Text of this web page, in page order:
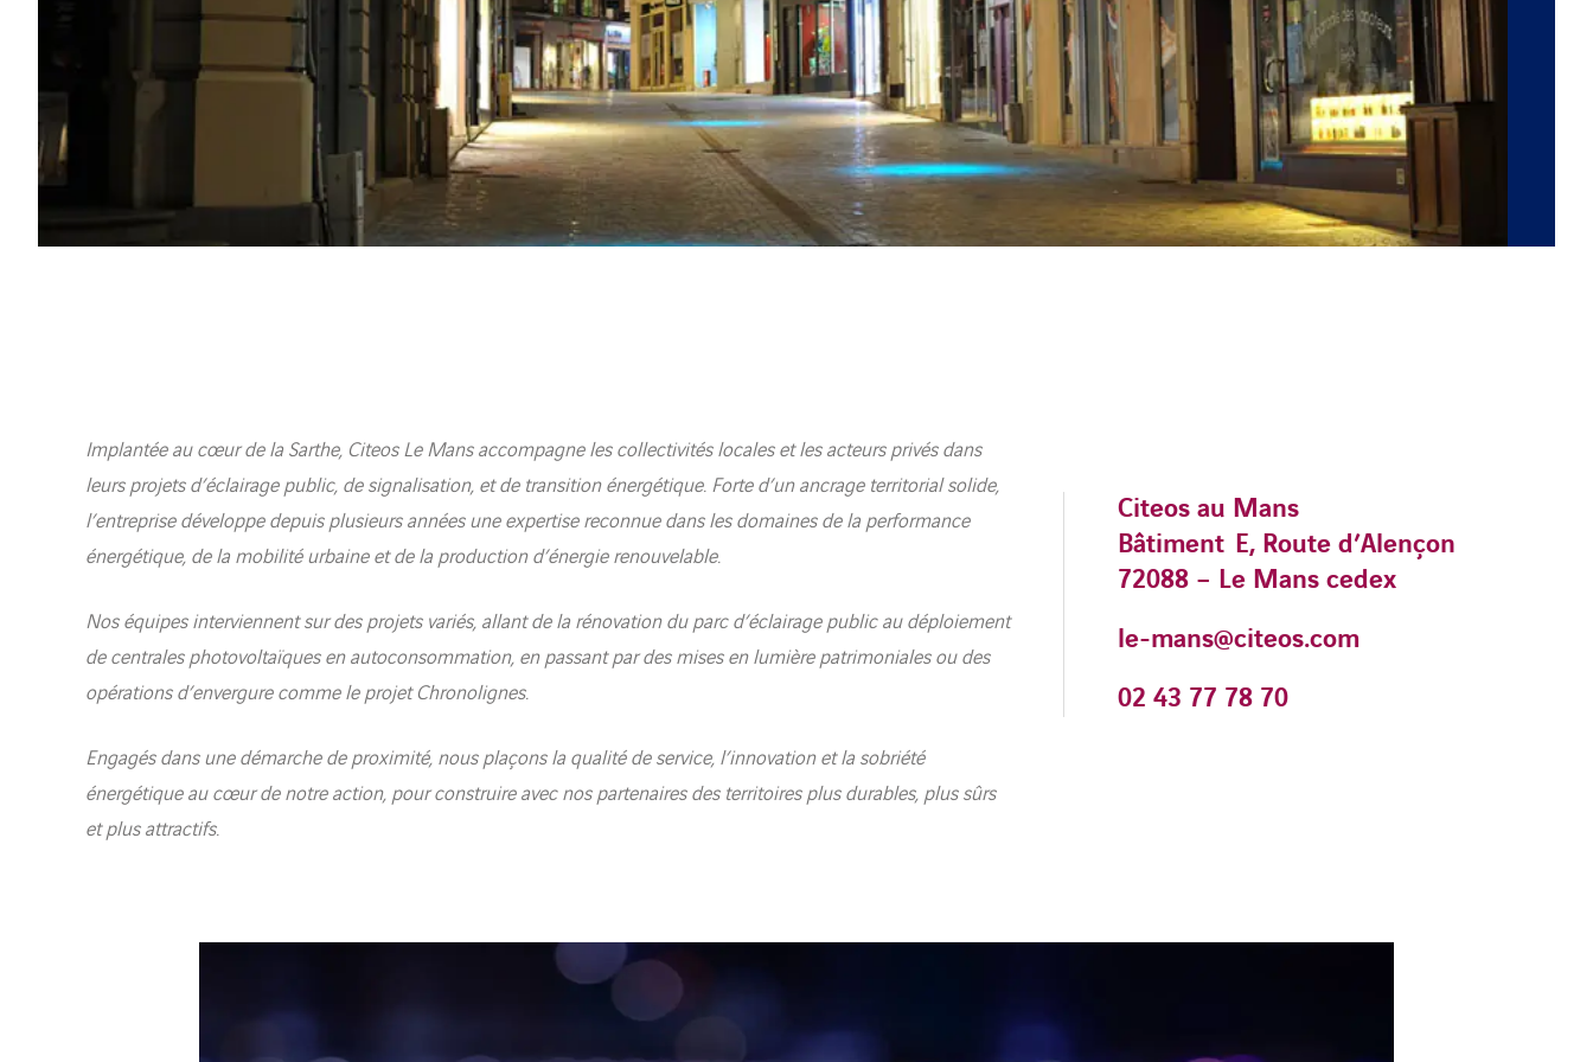
Implantée au cœur de la Sarthe, Citeos Le Mans accompagne les collectivités locales et les acteurs privés dans
leurs projets d’éclairage public, de signalisation, et de transition énergétique. Forte d’un ancrage territorial solide,
l’entreprise développe depuis plusieurs années une expertise reconnue dans les domaines de la performance
énergétique, de la mobilité urbaine et de la production d’énergie renouvelable.
Nos équipes interviennent sur des projets variés, allant de la rénovation du parc d’éclairage public au déploiement
de centrales photovoltaïques en autoconsommation, en passant par des mises en lumière patrimoniales ou des
opérations d’envergure comme le projet Chronolignes.
Engagés dans une démarche de proximité, nous plaçons la qualité de service, l’innovation et la sobriété
énergétique au cœur de notre action, pour construire avec nos partenaires des territoires plus durables, plus sûrs
et plus attractifs.
Citeos au Mans
Bâtiment E, Route d’Alençon
72088 – Le Mans cedex
le-mans@citeos.com
02 43 77 78 70